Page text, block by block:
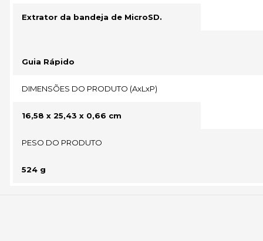
Extrator da bandeja de MicroSD.
Guia Rápido
DIMENSÕES DO PRODUTO (AxLxP)
16,58 x 25,43 x 0,66 cm
PESO DO PRODUTO
524 g